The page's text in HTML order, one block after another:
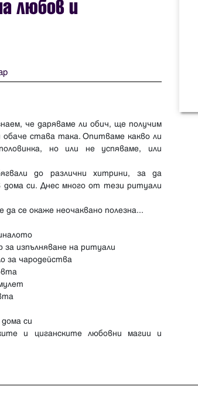
любов и
че даряваме ли обич, ще получим
става така. Опитваме какво ли
но или не успяваме, или
до различни хитрини, за да
дома си. Днес много от тези ритуали
се окаже неочаквано полезна...
изпълняване на ритуали
за чародейства
си
и циганските любовни магии и